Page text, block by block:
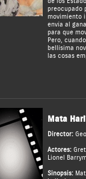
preocupado
movimiento
envía al
para que
Pero,
bellísima
las cosas
Mata Hari
Director:
Actores:
Lionel
Sinopsis: